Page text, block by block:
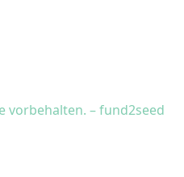
vorbehalten. – fund2seed